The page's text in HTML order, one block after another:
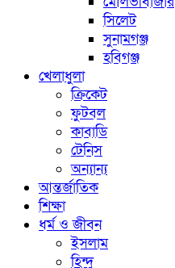
সিলেট
সুনামগঞ্জ
হবিগঞ্জ
খেলাধুলা
ক্রিকেট
ফুটবল
কাবাডি
টেনিস
অন্যান্য
আন্তর্জাতিক
শিক্ষা
ধর্ম ও জীবন
ইসলাম
হিন্দু